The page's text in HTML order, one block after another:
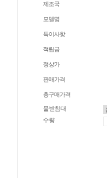
제조국
모델명
특이사항
적립금
정상가
판매가격
총구매가격
물받침대
수량